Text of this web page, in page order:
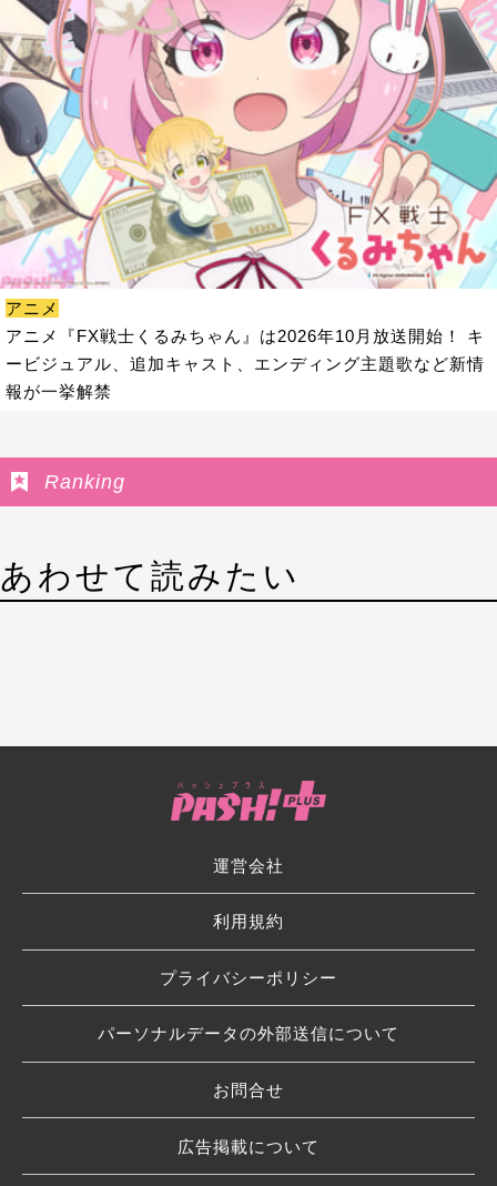
アニメ
アニメ『FX戦士くるみちゃん』は2026年10月放送開始！ キ
ービジュアル、追加キャスト、エンディング主題歌など新情
報が一挙解禁
Ranking
あわせて読みたい
運営会社
利用規約
プライバシーポリシー
パーソナルデータの外部送信について
お問合せ
広告掲載について